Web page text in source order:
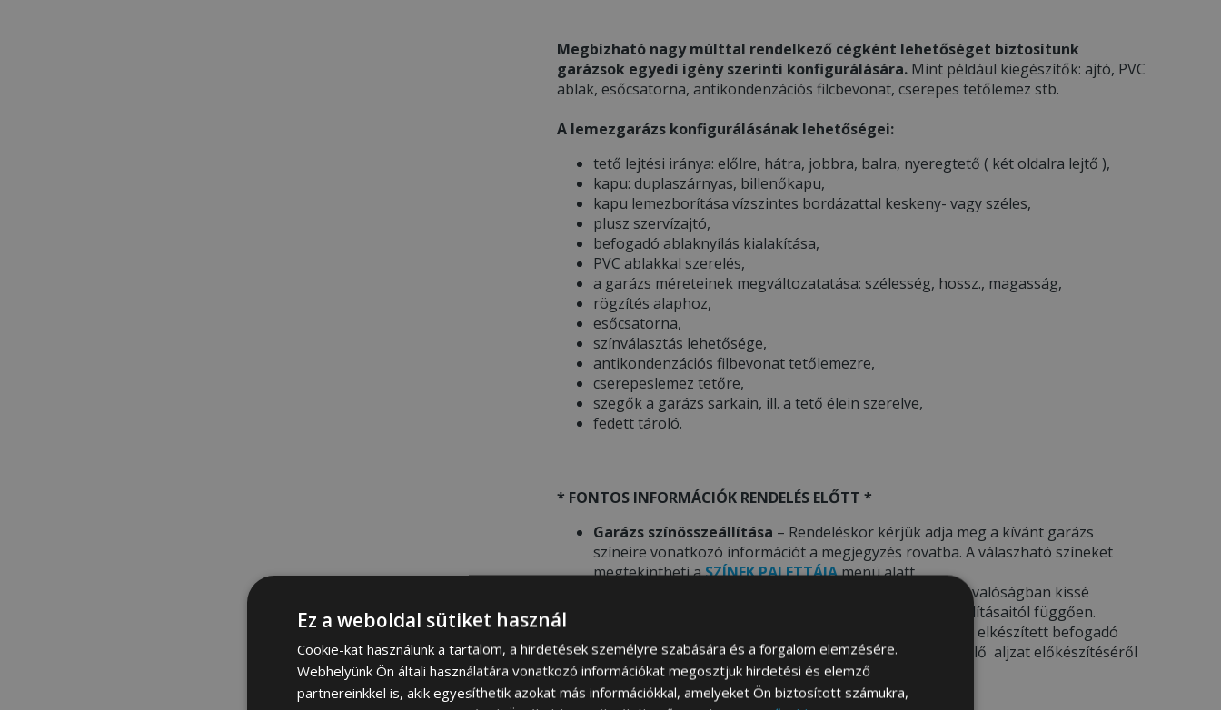
Megbízható nagy múlttal rendelkező cégként lehetőséget biztosítunk
garázsok egyedi igény szerinti konfigurálására. Mint például kiegészítők: ajtó, PVC
ablak, esőcsatorna, antikondenzációs filcbevonat, cserepes tetőlemez stb.
A lemezgarázs konfigurálásának lehetőségei:
tető lejtési iránya: előlre, hátra, jobbra, balra, nyeregtető ( két oldalra lejtő ),
kapu: duplaszárnyas, billenőkapu,
kapu lemezborítása vízszintes bordázattal keskeny- vagy széles,
plusz szervízajtó,
befogadó ablaknyílás kialakítása,
PVC ablakkal szerelés,
a garázs méreteinek megváltozatatása: szélesség, hossz., magasság,
rögzítés alaphoz,
esőcsatorna,
színválasztás lehetősége,
antikondenzációs filbevonat tetőlemezre,
cserepeslemez tetőre,
szegők a garázs sarkain, ill. a tető élein szerelve,
fedett tároló.
* FONTOS INFORMÁCIÓK RENDELÉS ELŐTT *
Garázs színösszeállítása – Rendeléskor kérjük adja meg a kívánt garázs
színeire vonatkozó információt a megjegyzés rovatba. A válaszható színeket
megtekintheti aSZÍNEK PALETTÁJAmenü alatt.
– a valóságban kissé
eltérhetnek a mobil eszköz / számítógép képernyő beállításaitól függően.
kínál az előre elkészített befogadó
aljaztra. Részleteket és további információkat a megfelelő aljzat előkészítéséről
azALAP ELŐKÉSZÍTÉSEmenü alatt tájékozódhat.
Ez a weboldal sütiket használ
Cookie-kat használunk a tartalom, a hirdetések személyre szabására és a forgalom elemzésére.
Webhelyünk Ön általi használatára vonatkozó információkat megosztjuk hirdetési és elemző
partnereinkkel is, akik egyesíthetik azokat más információkkal, amelyeket Ön biztosított számukra,